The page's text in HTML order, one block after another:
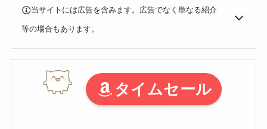
当サイトには広告を含みます。広告でなく単なる紹介
等の場合もあります。
タイムセール